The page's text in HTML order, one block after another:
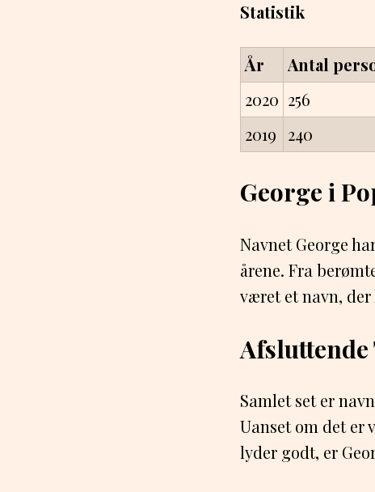
Statistik
År
Antal
2020 256
2019 240
George i
Navnet George
årene. Fra
været et navn, der
Afsluttende
Samlet set er
Uanset om det
lyder godt, er